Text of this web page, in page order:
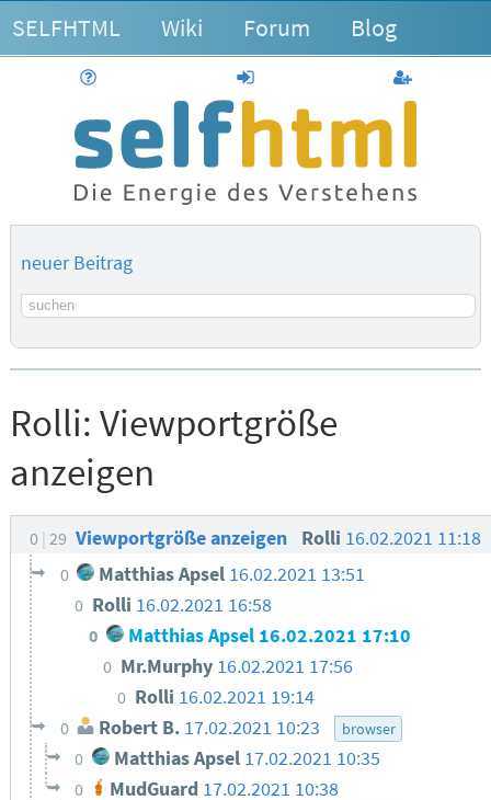
SELFHTML Wiki Forum Blog
anmelden
neuer Beitrag
Suchbegriff
Rolli: Viewportgröße
anzeigen
0 29 Viewportgröße anzeigen Rolli 16.02.2021 11:18
0 Matthias Apsel 16.02.2021 13:51
0 Rolli 16.02.2021 16:58
0 Matthias Apsel 16.02.2021 17:10
0 Mr.Murphy 16.02.2021 17:56
0 Rolli 16.02.2021 19:14
0 Robert B. 17.02.2021 10:23 browser
0 Matthias Apsel 17.02.2021 10:35
0 MudGuard 17.02.2021 10:38